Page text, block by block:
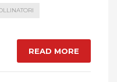
READ MORE